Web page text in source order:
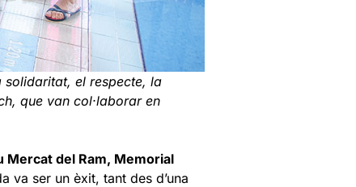
solidaritat, el respecte, la
que van col·laborar en
Mercat del Ram, Memorial
va ser un èxit, tant des d’una